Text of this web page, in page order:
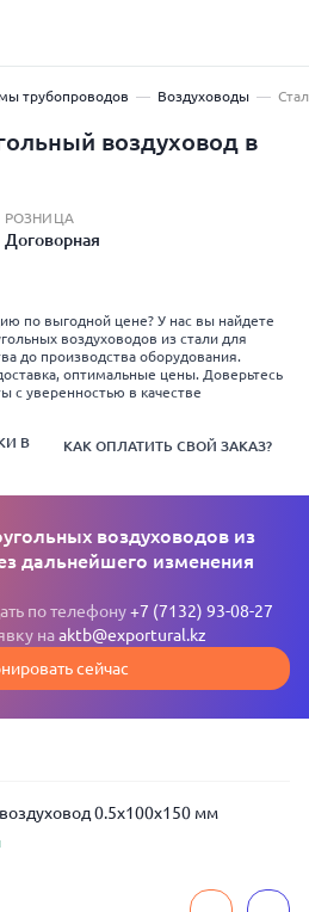
трубопроводов Воздуховоды
воздуховод в
РОЗНИЦА
Договорная
по выгодной цене? У нас вы найдете
воздуховодов из стали для
до производства оборудования.
оптимальные цены. Доверьтесь
с уверенностью в качестве
В
КАК ОПЛАТИТЬ СВОЙ ЗАКАЗ?
воздуховодов из
дальнейшего изменения
по телефону+7 (7132) 93-08-27
наaktb@exportural.kz
сейчас
0.5x100x150 мм